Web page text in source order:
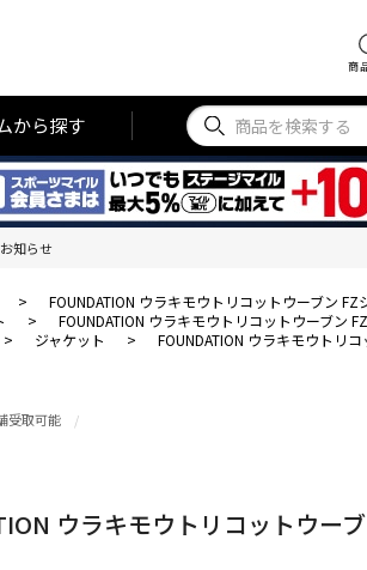
商
から探す
知らせ
>
FOUNDATION ウラキモウトリコットウーブン FZ
>
FOUNDATION ウラキモウトリコットウーブン
> ジャケット > FOUNDATION ウラキモウトリ
受取可能
ウラキモウトリコットウー